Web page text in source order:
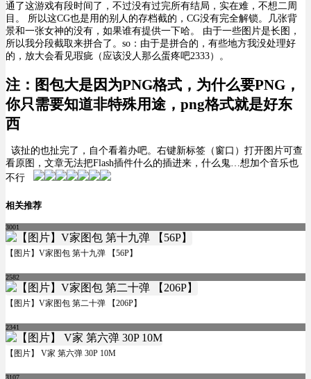
通了这游戏有段时间了，不过没有过完所有结局，实在难，不想二周
目。 所以这CG也是用的别人的存档截的，CG没有完全解锁。几张背
景和一张女神的没有，如果谁有提供一下哈。 由于一些图片是长图，
所以我分段截取来拼合了。so：由于是拼合的，有些地方我没处理好
的，放大会看见瑕疵（应该没人那么蛋疼吧2333）。
注：图包大是因为PNG格式，为什么要PNG，
你只需要知道非特殊用途，png格式就是好东
西
该扯的也扯完了，自个看着办吧。右键新标签（窗口）打开图片可查
看原图，文章无法把Flash插件什么的插进来，什么鬼…想加个音乐也
不行
相关推荐
3001
【图片】V家图包 第十九弹 【56P】
2582
【图片】V家图包 第二十弹 【206P】
2341
【图片】 V家 第六弹 30P 10M
3107